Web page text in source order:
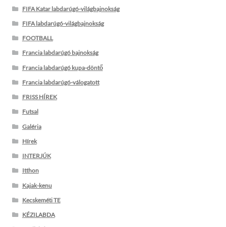
FIFA Katar labdarúgó-világbajnokság
FIFA labdarúgó-világbajnokság
FOOTBALL
Francia labdarúgó bajnokság
Francia labdarúgó kupa-döntő
Francia labdarúgó-válogatott
FRISS HÍREK
Futsal
Galéria
Hírek
INTERJÚK
Itthon
Kajak-kenu
Kecskeméti TE
KÉZILABDA